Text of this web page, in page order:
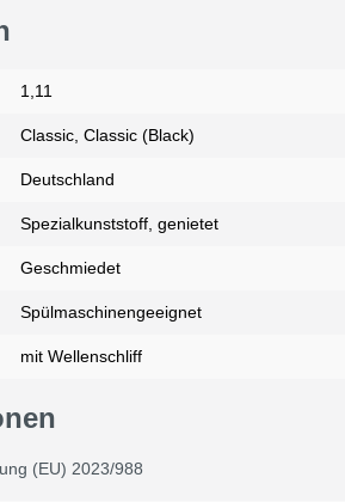
1,11
Classic, Classic (Black)
Deutschland
Spezialkunststoff, genietet
Geschmiedet
Spülmaschinengeeignet
mit Wellenschliff
(EU) 2023/988